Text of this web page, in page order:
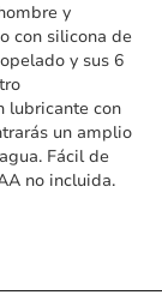
y
con silicona de
y sus 6
lubricante con
un amplio
Fácil de
no incluida.